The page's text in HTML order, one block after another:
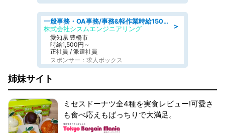
＞
一般事務・OA事務/事務&軽作業時給1500円土日祝休み各種社保完備
株式会社シスムエンジニアリング
愛知県 豊橋市
時給1,500円～
正社員 / 派遣社員
スポンサー：求人ボックス
姉妹サイト
ミセスドーナツ全4種を実食レビュー!可愛さ
も食べ応えもばっちりで大満足。